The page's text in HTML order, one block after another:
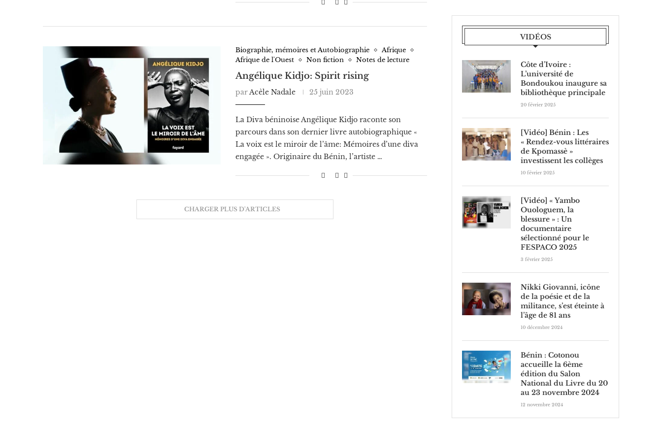
Biographie, mémoires et Autobiographie
Afrique
Afrique de l'Ouest
Non fiction Notes de lecture
Angélique Kidjo: Spirit rising
parAcèle Nadale 25 juin 2023
La Diva béninoise Angélique Kidjo raconte son
parcours dans son dernier livre autobiographique «
La voix est le miroir de l’âme: Mémoires d’une diva
engagée ». Originaire du Bénin, l’artiste …
CHARGER PLUS D'ARTICLES
VIDÉOS
Côte d’Ivoire :
L’université de
Bondoukou inaugure sa
bibliothèque principale
20 février 2025
[Vidéo] Bénin : Les
« Rendez-vous littéraires
de Kpomassè »
investissent les collèges
10 février 2025
[Vidéo] « Yambo
Ouologuem, la
blessure » : Un
documentaire
sélectionné pour le
FESPACO 2025
3 février 2025
Nikki Giovanni, icône
de la poésie et de la
militance, s’est éteinte à
l’âge de 81 ans
10 décembre 2024
Bénin : Cotonou
accueille la 6ème
édition du Salon
National du Livre du 20
au 23 novembre 2024
12 novembre 2024